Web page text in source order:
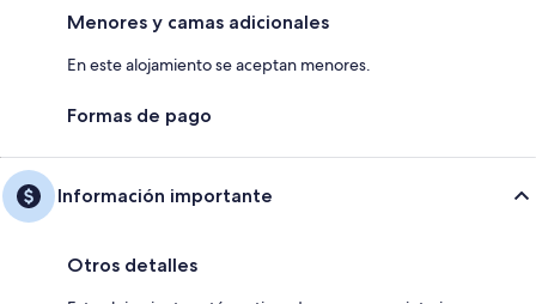
Menores y camas adicionales
En este alojamiento se aceptan menores.
Formas de pago
Información importante
Otros detalles